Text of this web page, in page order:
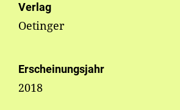
Verlag
Oetinger
Erscheinungsjahr
2018